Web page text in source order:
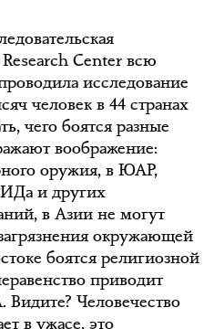
Center всю
исследование
человек в 44 странах
чего боятся разные
воображение:
оружия, в ЮАР,
и других
в Азии не могут
окружающей
боятся религиозной
приводит
Человечество
в ужасе, это